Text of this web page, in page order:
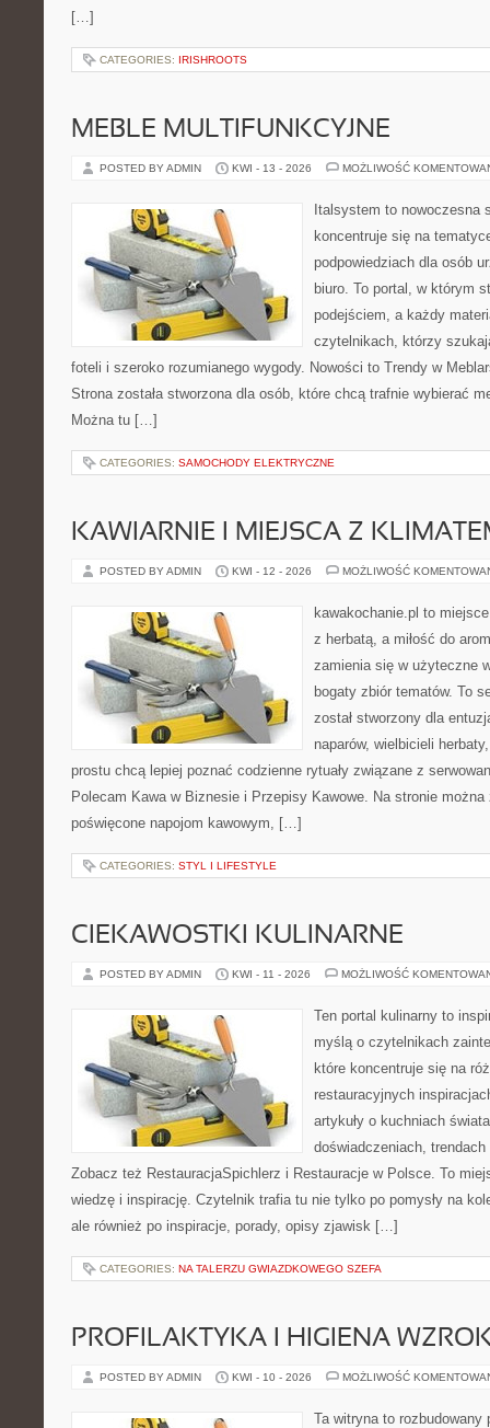
[…]
CATEGORIES: IRISHROOTS
MEBLE MULTIFUNKCYJNE
POSTED BY ADMIN KWI - 13 - 2026 MOŻLIWOŚĆ
Italsystem to nowoczesna
koncentruje się na
podpowiedziach dla osób
biuro. To portal, w którym
podejściem, a każdy
czytelnikach, którzy
foteli i szeroko rozumianego wygody. Nowości to Trendy w
Strona została stworzona dla osób, które chcą trafnie wybierać
Można tu […]
CATEGORIES: SAMOCHODY ELEKTRYCZNE
KAWIARNIE I MIEJSCA Z
POSTED BY ADMIN KWI - 12 - 2026 MOŻLIWOŚĆ
kawakochanie.pl to
z herbatą, a miłość do
zamienia się w użyteczne
bogaty zbiór tematów. To
został stworzony dla
naparów, wielbicieli
prostu chcą lepiej poznać codzienne rytuały związane z
Polecam Kawa w Biznesie i Przepisy Kawowe. Na stronie
poświęcone napojom kawowym, […]
CATEGORIES: STYL I LIFESTYLE
CIEKAWOSTKI KULINARNE
POSTED BY ADMIN KWI - 11 - 2026 MOŻLIWOŚĆ
Ten portal kulinarny to
myślą o czytelnikach
które koncentruje się na
restauracyjnych
artykuły o kuchniach
doświadczeniach,
Zobacz też RestauracjaSpichlerz i Restauracje w Polsce. To
wiedzę i inspirację. Czytelnik trafia tu nie tylko po pomysły na
ale również po inspiracje, porady, opisy zjawisk […]
CATEGORIES: NA TALERZU GWIAZDKOWEGO SZEFA
PROFILAKTYKA I HIGIENA
POSTED BY ADMIN KWI - 10 - 2026 MOŻLIWOŚĆ
Ta witryna to